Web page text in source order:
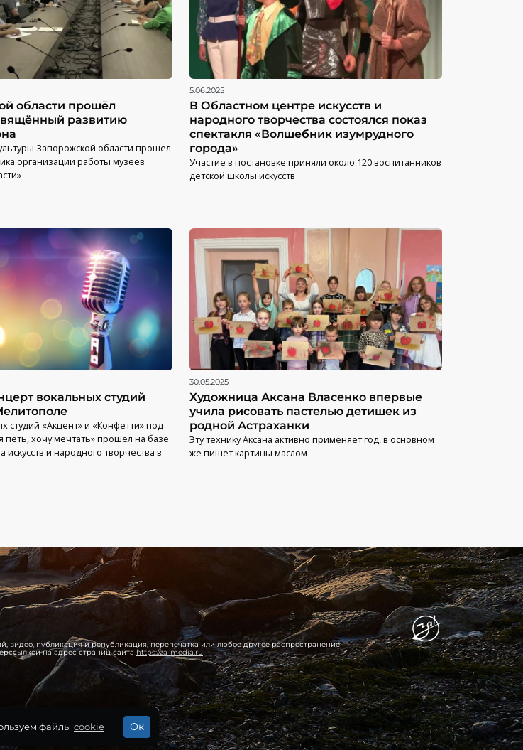
файлы cookie Ок
области прошёл
развитию
Запорожской области прошел
организации работы музеев
5.06.2025
В Областном центре искусств и
народного творчества состоялся показ
спектакля «Волшебник изумрудного
города»
Участие в постановке приняли около 120 воспитанников
детской школы искусств
вокальных студий
студий «Акцент» и «Конфетти» под
петь, хочу мечтать» прошел на базе
искусств и народного творчества в
30.05.2025
Художница Аксана Власенко впервые
учила рисовать пастелью детишек из
родной Астраханки
Эту технику Аксана активно применяет год, в основном
же пишет картины маслом
видео, публикация и републикация, перепечатка или любое другое распространение
на адрес страниц сайта https://za-media.ru